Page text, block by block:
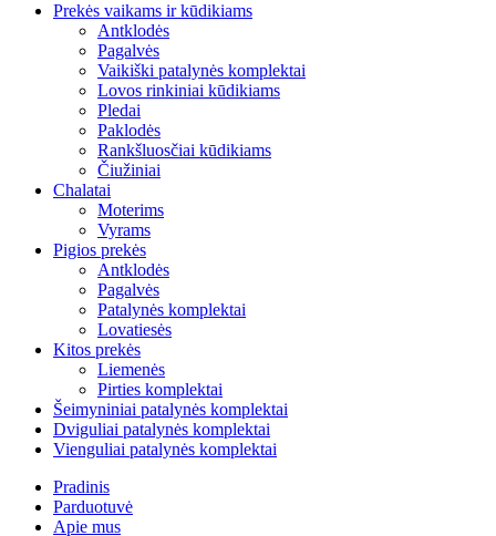
Prekės vaikams ir kūdikiams
Antklodės
Pagalvės
Vaikiški patalynės komplektai
Lovos rinkiniai kūdikiams
Pledai
Paklodės
Rankšluosčiai kūdikiams
Čiužiniai
Chalatai
Moterims
Vyrams
Pigios prekės
Antklodės
Pagalvės
Patalynės komplektai
Lovatiesės
Kitos prekės
Liemenės
Pirties komplektai
Šeimyniniai patalynės komplektai
Dviguliai patalynės komplektai
Vienguliai patalynės komplektai
Pradinis
Parduotuvė
Apie mus